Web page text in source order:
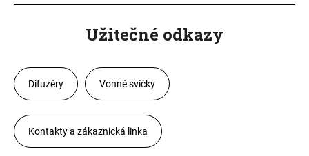
Užitečné odkazy
Difuzéry Vonné svíčky
Kontakty a zákaznická linka